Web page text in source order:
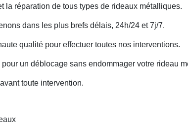
la réparation de tous types de rideaux métalliques.
dans les plus brefs délais, 24h/24 et 7j/7.
qualité pour effectuer toutes nos interventions.
un déblocage sans endommager votre rideau
toute intervention.